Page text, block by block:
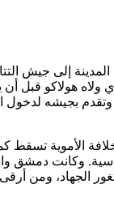
إلى جيش
ولاه هولاكو قبل أن
وتقدم بجيشه لدخول
الأموية
وكانت
الجهاد، ومن